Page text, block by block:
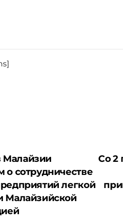
Со 2
Малайзии
сотрудничестве
легкой
Малайзийской